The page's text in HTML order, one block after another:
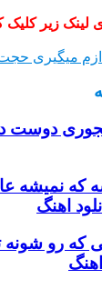
لینک زیر کلیک
ازم میگیری
دوست
که نمیشه
اهنگ
که رو شونه